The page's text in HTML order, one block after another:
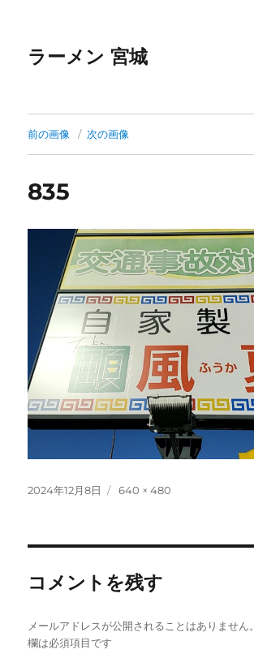
ラーメン 宮城
前の画像 次の画像
835
投
2024年12月8日
フ
640 × 480
コメントを残す
メールアドレスが公開されることはありません。
欄は必須項目です